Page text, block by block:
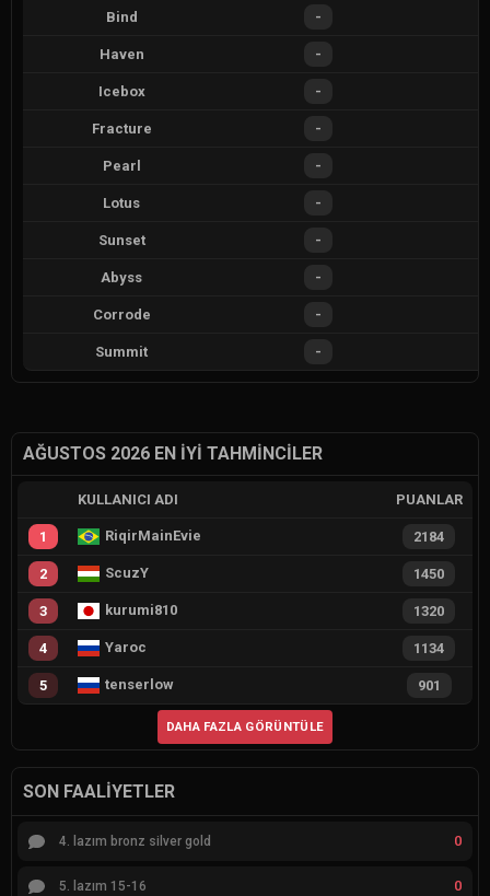
Bind -
Haven -
Icebox -
Fracture -
Pearl -
Lotus -
Sunset -
Abyss -
Corrode -
Summit -
AĞUSTOS 2026 EN İYI TAHMINCILER
KULLANICI ADI PUANLAR
1 RiqirMainEvie 2184
2 ScuzY 1450
3 kurumi810 1320
4 Yaroc 1134
5 tenserlow 901
DAHA FAZLA GÖRÜNTÜLE
SON FAALIYETLER
4. lazım bronz silver gold 0
5. lazım 15-16 0